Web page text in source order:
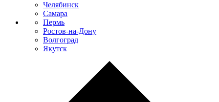
Челябинск
Самара
Пермь
Ростов-на-Дону
Волгоград
Якутск